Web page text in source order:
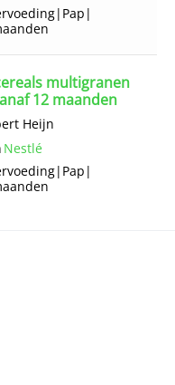
| Pap |
multigranen
12 maanden
Heijn
Nestlé
| Pap |